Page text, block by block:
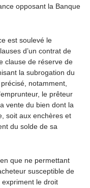
opposant la Banque
est soulevé le
d’un contrat de
clause de réserve de
la subrogation du
notamment,
le prêteur
vente du bien dont la
soit aux enchères et
du solde de sa
que ne permettant
susceptible de
expriment le droit